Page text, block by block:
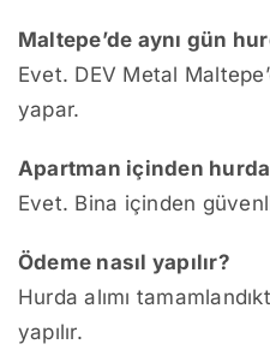
Maltepe’de aynı gün
Evet. DEV Metal
yapar.
Apartman içinden
Evet. Bina içinden güvenli
Ödeme nasıl yapılır?
Hurda alımı
yapılır.